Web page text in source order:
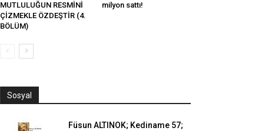
MUTLULUĞUN RESMİNİ
ÇİZMEKLE ÖZDEŞTİR (4.
BÖLÜM)
milyon sattı!
Sosyal
Füsun ALTINOK; Kediname 57;